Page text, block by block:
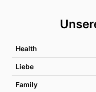
Health
Liebe
Family